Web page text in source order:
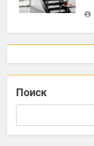
Поиск